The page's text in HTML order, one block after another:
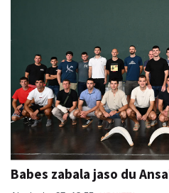
Babes zabala jaso du